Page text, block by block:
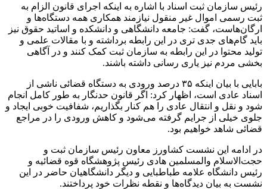
رئیس سازمان ثبت اسناد با اشاره به اینکه اجرای قانون الزام به
ثبت رسمی اموال غیر منقول نیازمند همکاری همه دستگاه‌ها و
ارگان‌هاست، گفت: جامعه دانشگاهی و دانشکده و اساتید حقوق نیز
باید گام‌های جدی تری در این رابطه برداشته و با مقالات علمی و
تولید محتوا در این رابطه به سازمان ثبت کمک کنند و در آگاهی
بخشی مردم نیز یاری رسانی داشته باشند.
بابایی با بیان اینکه ۳۵ درصد ورودی به دستگاه قضائی ناشی از
اسناد عادی است، اظهار کرد: اگر قانون حدنگار به طور کامل انجام
شود و نقل و انتقال عادی را هم کنار بگذاریم، شفافیت خوبی ایجاد و
جلوی خیلی از جرایم گرفته می‌شود و کاهش ورودی را در مراجع
قضائی شاهد خواهیم بود.
در ادامه این نشست کشاورز معاون رئیس سازمان ثبت و
حجت‌الاسلام والمسلمین هادی رئیس پژوهشگاه قوه قضائیه و
رئیس دانشگاه علامه طباطبایی و دیگر دانشگاهیان حاضر در این
نشست به بیان دیدگاه‌ها و نقطه نظرات خود پرداختند.